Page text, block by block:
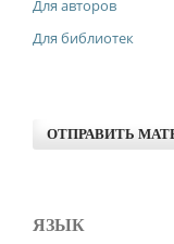
Для авторов
Для библиотек
ОТПРАВИТЬ
ЯЗЫК